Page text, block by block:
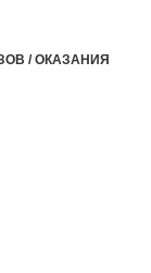
/ ОКАЗАНИЯ